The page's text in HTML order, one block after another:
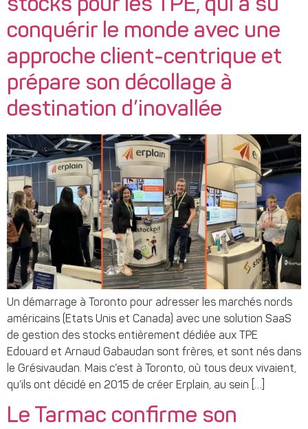
stocks pour les TPE, qui a su
conquérir le monde avec une
approche client-centrique et
prépare son décollage à
destination d’inovallée
Un démarrage à Toronto pour adresser les marchés nords
américains (Etats Unis et Canada) avec une solution SaaS
de gestion des stocks entièrement dédiée aux TPE
Edouard et Arnaud Gabaudan sont frères, et sont nés dans
le Grésivaudan. Mais c’est à Toronto, où tous deux vivaient,
qu’ils ont décidé en 2015 de créer Erplain, au sein […]
Le Tarmac confirme son